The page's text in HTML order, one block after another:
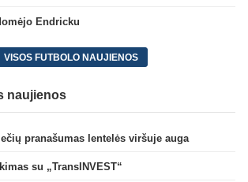
Endricku
VISOS FUTBOLO NAUJIENOS
naujienos
pranašumas lentelės viršuje auga
su „TransINVEST“